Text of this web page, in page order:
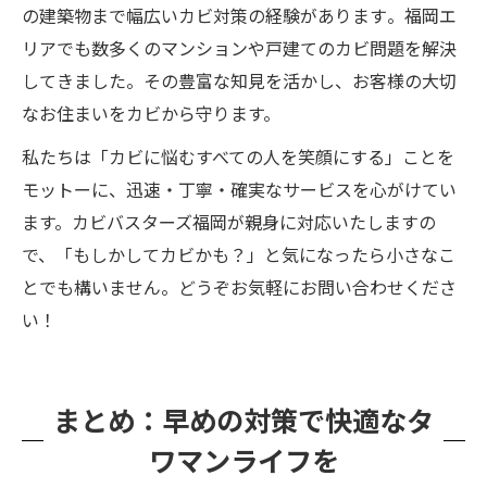
の建築物まで幅広いカビ対策の経験があります​。福岡エ
リアでも数多くのマンションや戸建てのカビ問題を解決
してきました。その豊富な知見を活かし、お客様の大切
なお住まいをカビから守ります。
私たちは「カビに悩むすべての人を笑顔にする」ことを
モットーに、迅速・丁寧・確実なサービスを心がけてい
ます。カビバスターズ福岡が親身に対応いたしますの
で、「もしかしてカビかも？」と気になったら小さなこ
とでも構いません。どうぞお気軽にお問い合わせくださ
い！
まとめ：早めの対策で快適なタ
ワマンライフを